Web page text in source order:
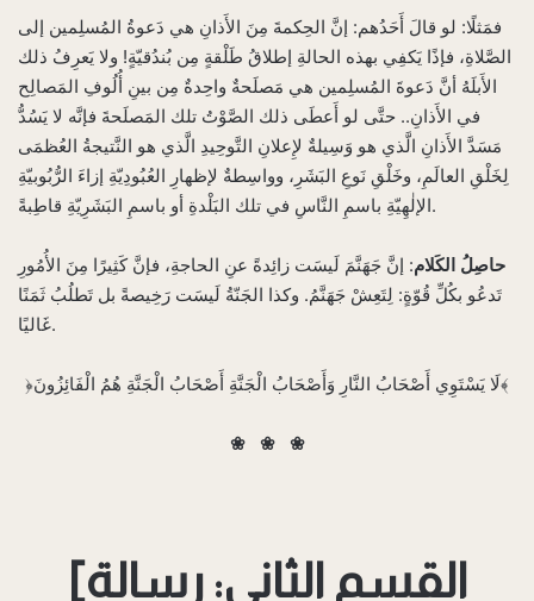
فمَثلًا: لو قالَ أَحَدُهم: إنَّ الحِكمةَ مِنَ الأَذانِ هي دَعوةُ المُسلِمين إلى
الصَّلاةِ، فإذًا يَكفِي بهذه الحالةِ إطلاقُ طَلْقةٍ مِن بُندُقيّةٍ! ولا يَعرِفُ ذلك
الأَبلَهُ أنَّ دَعوةَ المُسلِمين هي مَصلَحةٌ واحِدةٌ مِن بينِ أُلُوفِ المَصالِح
في الأَذانِ.. حتَّى لو أَعطَى ذلك الصَّوْتُ تلك المَصلَحةَ فإنَّه لا يَسُدُّ
مَسَدَّ الأَذانِ الَّذي هو وَسِيلةٌ لإِعلانِ التَّوحِيدِ الَّذي هو النَّتيجةُ العُظمَى
لِخَلْقِ العالَمِ، وخَلْقِ نَوعِ البَشَرِ، وواسِطةٌ لإظهارِ العُبُودِيّةِ إزاءَ الرُّبُوبيّةِ
الإلٰهِيّةِ باسمِ النَّاسِ في تلك البَلْدةِ أو باسمِ البَشَرِيّةِ قاطِبةً.
حاصِلُ الكَلام: إنَّ جَهَنَّمَ لَيسَت زائِدةً عنِ الحاجةِ، فإنَّ كَثِيرًا مِنَ الأُمُورِ
تَدعُو بكُلِّ قُوّةٍ: لِتَعِشْ جَهَنَّمُ. وكذا الجَنّةُ لَيسَت رَخِيصةً بل تَطلُبُ ثَمَنًا
غَاليًا.
﴿لَا يَسْتَوِي أَصْحَابُ النَّارِ وَأَصْحَابُ الْجَنَّةِ أَصْحَابُ الْجَنَّةِ هُمُ الْفَائِزُونَ﴾
❀ ❀ ❀
[القسم الثاني: رسالة